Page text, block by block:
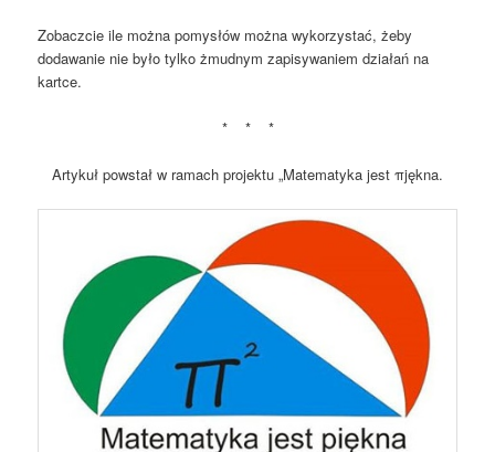
Zobaczcie ile można pomysłów można wykorzystać, żeby
dodawanie nie było tylko żmudnym zapisywaniem działań na
kartce.
* * *
Artykuł powstał w ramach projektu „Matematyka jest πjękna.